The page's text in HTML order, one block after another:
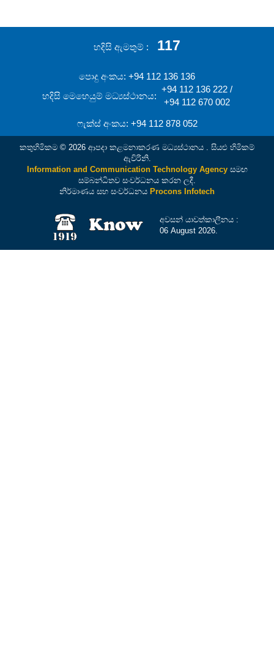
හදිසි ඇමතුම් 117
පොදු අංකය: +94 112 136 136
හදිසි මෙහෙයුම් මධ්‍යස්ථානය:
+94 112 136 222 /
+94 112 670 002
ෆැක්ස් අංකය: +94 112 878 052
කතුහිමිකම © 2026 ආපදා කළමනාකරණ මධ්‍යස්ථානය . සියළු හිමිකම්
ඇවිරිනි.
Information and Communication Technology Agencyසමඟ
සම්බන්ධිතව සංවර්ධනය කරන ලදී.
නිර්මාණය සහ සංවර්ධනය Procons Infotech
අවසන් යාවත්කාලීනය :
06 August 2026.